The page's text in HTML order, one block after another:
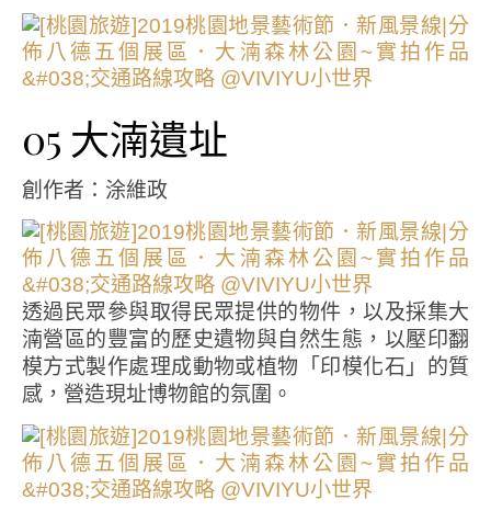
05 大湳遺址
創作者：涂維政
透過民眾參與取得民眾提供的物件，以及採集大
湳營區的豐富的歷史遺物與自然生態，以壓印翻
模方式製作處理成動物或植物「印模化石」的質
感，營造現址博物館的氛圍。